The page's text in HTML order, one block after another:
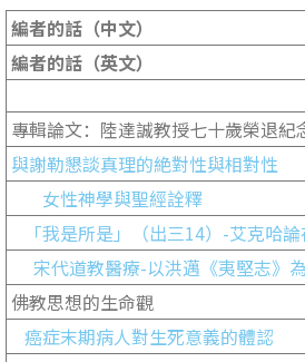
編者的話（中文）
編者的話（英文）
專輯論文：陸達誠教授七十歲榮退紀
與謝勒懇談真理的絶對性與相對性
女性神學與聖經詮釋
「我是所是」（出三14）-艾克哈
宋代道教醫療-以洪邁《夷堅志》
佛教思想的生命觀
癌症末期病人對生死意義的體認